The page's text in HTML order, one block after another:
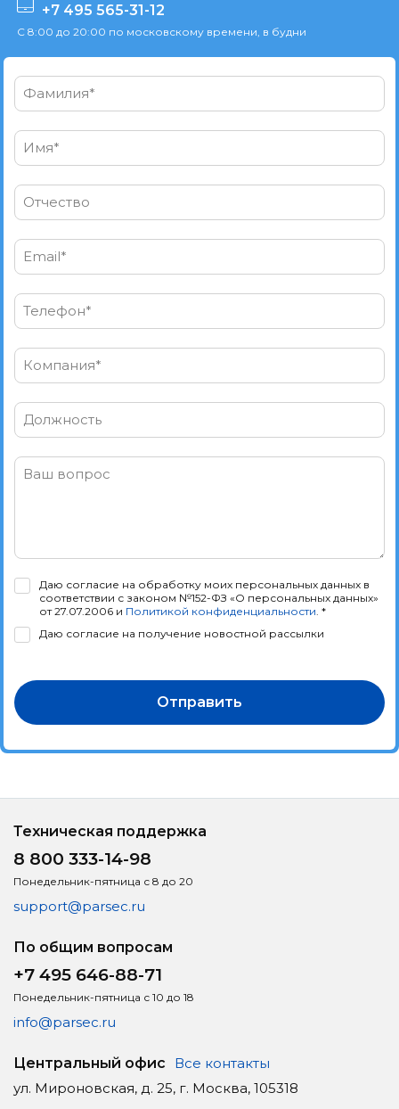
+7 495 565-31-12
С 8:00 до 20:00 по московскому времени, в будни
Фамилия*
Имя*
Отчество
Email*
Телефон*
Компания*
Должность
Ваш вопрос
Даю согласие на обработку моих персональных данных в
соответствии с законом №152-ФЗ «О персональных данных»
от 27.07.2006 и Политикой конфиденциальности . *
Даю согласие на получение новостной рассылки
Отправить
Техническая поддержка
8 800 333-14-98
Понедельник-пятница с 8 до 20
support@parsec.ru
По общим вопросам
+7 495 646-88-71
Понедельник-пятница с 10 до 18
info@parsec.ru
Центральный офис
Все контакты
ул. Мироновская, д. 25, г. Москва, 105318